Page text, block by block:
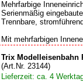
Mehrfarbige
Serienmäßig
Trennbare,
Mit mehrfarbigen
Trix Modelleisenbahn
(Art.Nr. 23144)
Lieferzeit: ca. 4